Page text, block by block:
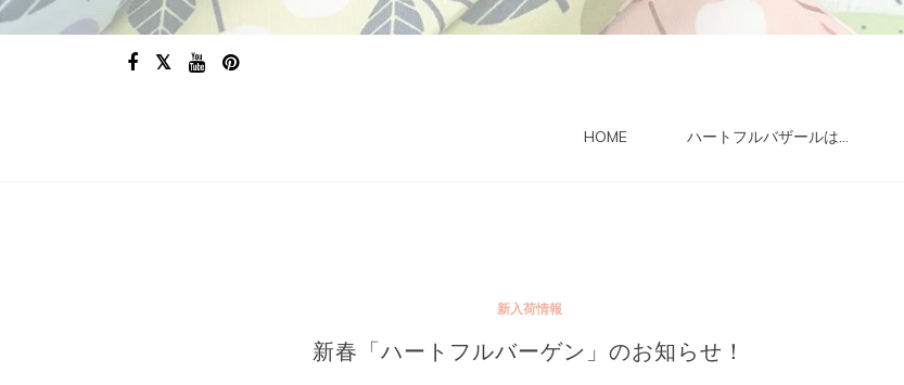
HOME ハートフルバザールは…
新入荷情報
新春「ハートフルバーゲン」のお知らせ！